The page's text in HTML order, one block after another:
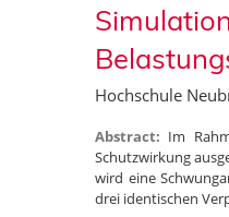
Hochschule
Abstract: Im
Schutzwirkung
wird eine
drei identischen